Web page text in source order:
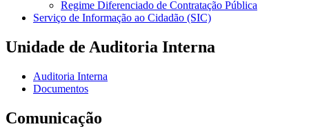
Regime Diferenciado de Contratação Pública
Serviço de Informação ao Cidadão (SIC)
Unidade de Auditoria Interna
Auditoria Interna
Documentos
Comunicação